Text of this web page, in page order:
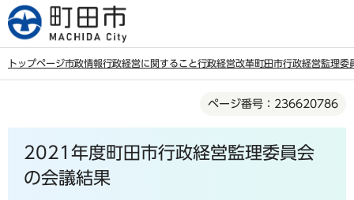
こ
の
トップページ市政情報行政経営に関すること行政経営改革町田市行政経営監理委
ページ番号：236620786
2021年度町田市行政経営監理委員会
の会議結果